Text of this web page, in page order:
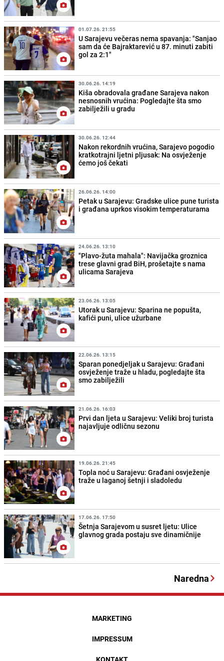
01.07.26. 21:55
U Sarajevu večeras nema spavanja: "Sanjao
sam da će Bajraktarević u 87. minuti zabiti
gol za 2:1"
30.06.26. 14:19
Kiša obradovala građane Sarajeva nakon
nesnosnih vrućina: Pogledajte šta smo
zabilježili u gradu
30.06.26. 12:44
Nakon rekordnih vrućina, Sarajevo pogodio
kratkotrajni ljetni pljusak: Na osvježenje
ćemo još čekati
26.06.26. 14:00
Petak u Sarajevu: Gradske ulice pune turista
i građana uprkos visokim temperaturama
24.06.26. 13:10
"Plavo-žuta mahala": Navijačka groznica
trese glavni grad BiH, prošetajte s nama
ulicama Sarajeva
23.06.26. 13:05
Utorak u Sarajevu: Sparina ne popušta,
kafići puni, ulice užurbane
22.06.26. 13:15
Sparan ponedjeljak u Sarajevu: Građani
osvježenje traže u hladu, pogledajte šta
smo zabilježili
21.06.26. 16:03
Prvi dan ljeta u Sarajevu: Veliki broj turista
najavljuje odličnu sezonu
19.06.26. 21:45
Topla noć u Sarajevu: Građani osvježenje
traže u laganoj šetnji i sladoledu
17.06.26. 17:50
Šetnja Sarajevom u susret ljetu: Ulice
glavnog grada postaju sve dinamičnije
Naredna
MARKETING
IMPRESSUM